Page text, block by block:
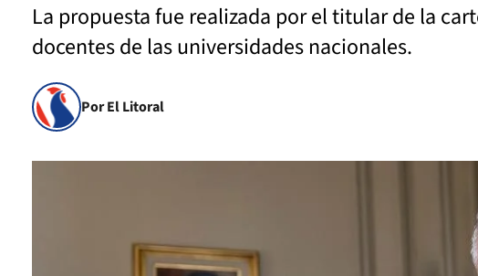
La propuesta fue realizada por el titular de la
docentes de las universidades nacionales.
Por El Litoral